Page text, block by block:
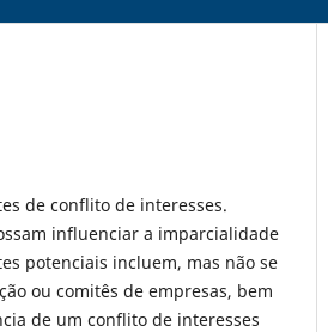
de conflito de interesses.
influenciar a imparcialidade
potenciais incluem, mas não se
ou comitês de empresas, bem
de um conflito de interesses